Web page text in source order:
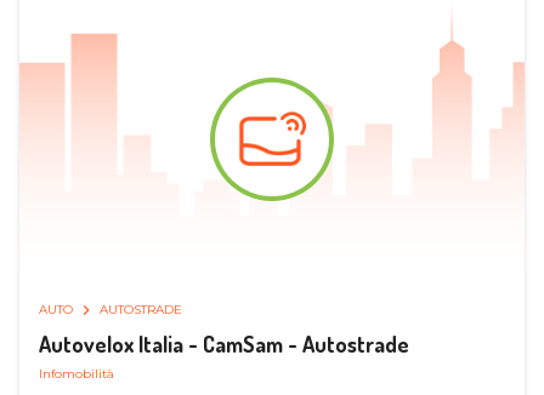
AUTO AUTOSTRADE
Autovelox Italia - CamSam - Autostrade
Infomobilità